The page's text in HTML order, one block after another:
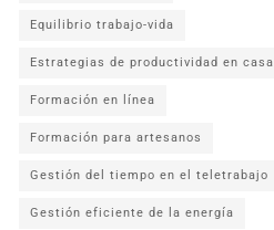
Equilibrio trabajo-vida
Estrategias de productividad en casa
Formación en línea
Formación para artesanos
Gestión del tiempo en el teletrabajo
Gestión eficiente de la energía